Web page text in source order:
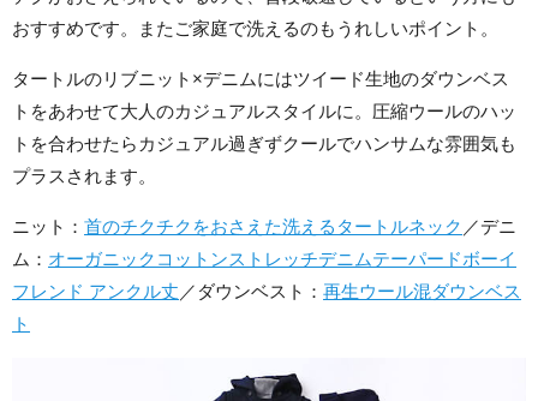
おすすめです。またご家庭で洗えるのもうれしいポイント。
タートルのリブニット×デニムにはツイード生地のダウンベス
トをあわせて大人のカジュアルスタイルに。圧縮ウールのハッ
トを合わせたらカジュアル過ぎずクールでハンサムな雰囲気も
プラスされます。
ニット： 首のチクチクをおさえた洗えるタートルネック ／デニ
ム： オーガニックコットンストレッチデニムテーパードボーイ
フレンド アンクル丈 ／ダウンベスト： 再生ウール混ダウンベス
ト